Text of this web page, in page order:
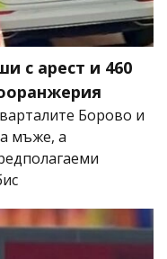
с арест и 460
Борово и
мъже, а